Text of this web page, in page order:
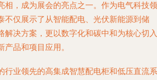
相，成为展会的亮点之一。作为电气科技领
不仅展示了从智能配电、光伏新能源到储
解决方案，更以数字化和碳中和为核心切入
品和项目应用。
行业领先的高集成智慧配电柜和低压直流系